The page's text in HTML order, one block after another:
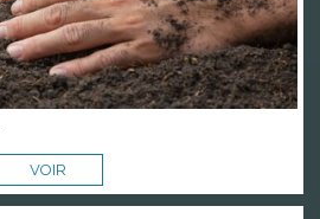
VOIR